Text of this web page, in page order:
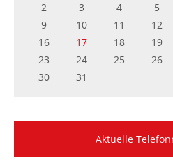
2
3 4 5
9
10 11 12
16
17 18 19
23
24 25 26
30
31
Aktuelle